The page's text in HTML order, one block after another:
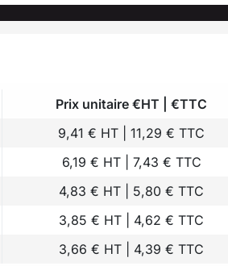
Prix unitaire €HT | €TTC
9,41 € HT | 11,29 € TTC
6,19 € HT | 7,43 € TTC
4,83 € HT | 5,80 € TTC
3,85 € HT | 4,62 € TTC
3,66 € HT | 4,39 € TTC